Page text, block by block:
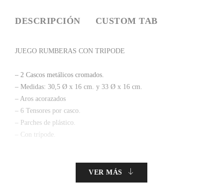
DESCRIPCIÓN CUSTOM TAB
JUEGO RUMBERAS CON TRIPODE
– 2 Cascos metálicos cromados.
– Medidas: 30,5 Ø x 16 cm. y 33 Ø x 16 cm.
– Aros acorazados
– 6 Tensores por casco.
– Parches de plástico.
– Con trípode.
VER MÁS